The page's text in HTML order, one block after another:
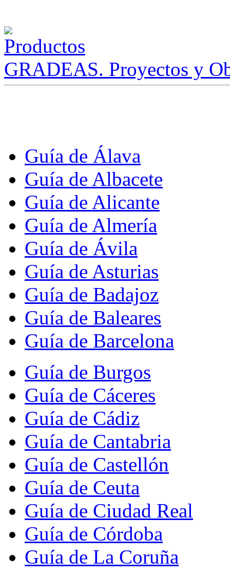
GRADEAS. Proyectos y
Guía de Álava
Guía de Albacete
Guía de Alicante
Guía de Almería
Guía de Ávila
Guía de Asturias
Guía de Badajoz
Guía de Baleares
Guía de Barcelona
Guía de Burgos
Guía de Cáceres
Guía de Cádiz
Guía de Cantabria
Guía de Castellón
Guía de Ceuta
Guía de Ciudad Real
Guía de Córdoba
Guía de La Coruña